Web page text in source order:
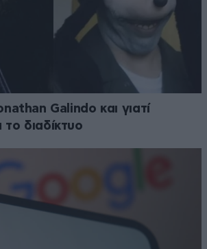
Galindo και γιατί
διαδίκτυο